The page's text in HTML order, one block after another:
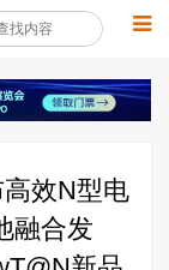
效N型电
融合发